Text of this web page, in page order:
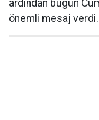
ardından bugün
önemli mesaj verdi.